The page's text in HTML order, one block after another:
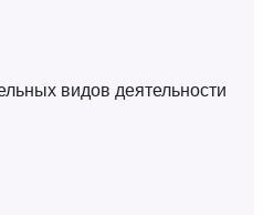
видов деятельности